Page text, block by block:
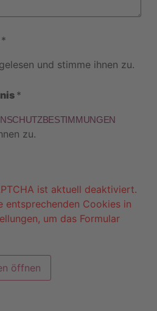
*
gelesen und stimme ihnen zu.
*
zu.
ist aktuell deaktiviert.
entsprechenden Cookies in
um das Formular
öffnen